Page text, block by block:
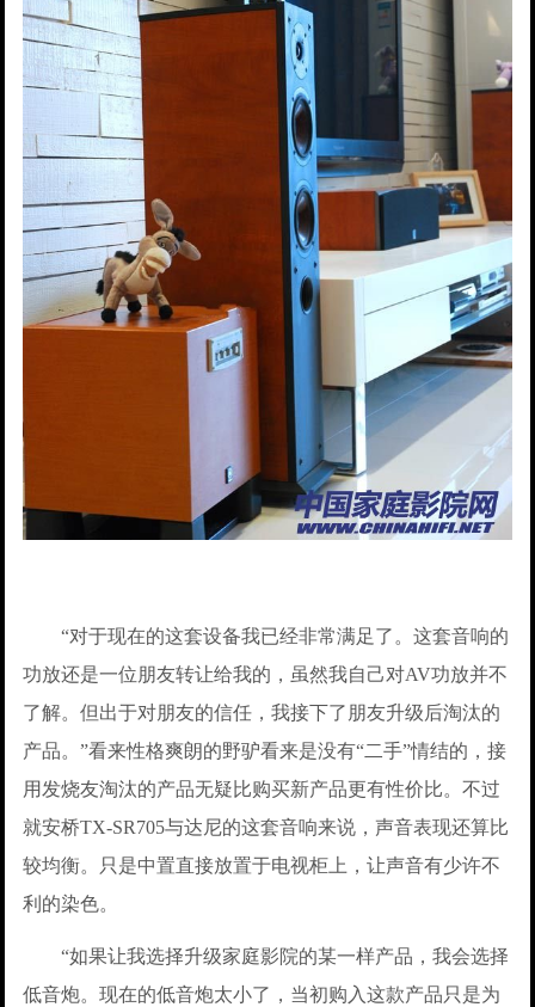
“对于现在的这套设备我已经非常满足了。这套音响的
功放还是一位朋友转让给我的，虽然我自己对AV功放并不
了解。但出于对朋友的信任，我接下了朋友升级后淘汰的
产品。”看来性格爽朗的野驴看来是没有“二手”情结的，接
用发烧友淘汰的产品无疑比购买新产品更有性价比。不过
就安桥TX-SR705与达尼的这套音响来说，声音表现还算比
较均衡。只是中置直接放置于电视柜上，让声音有少许不
利的染色。
“如果让我选择升级家庭影院的某一样产品，我会选择
低音炮。现在的低音炮太小了，当初购入这款产品只是为